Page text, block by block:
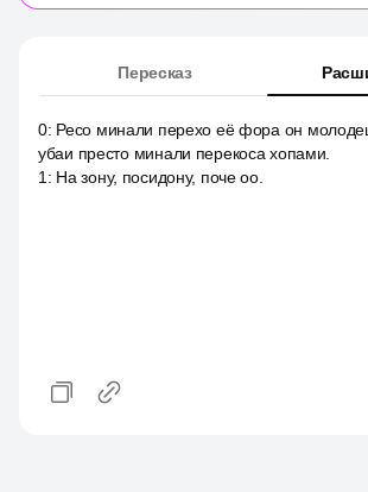
Пересказ
0: Ресо минали перехо её фора он
убаи престо минали перекоса хопами.
1 : На зону, посидону, поче оо.